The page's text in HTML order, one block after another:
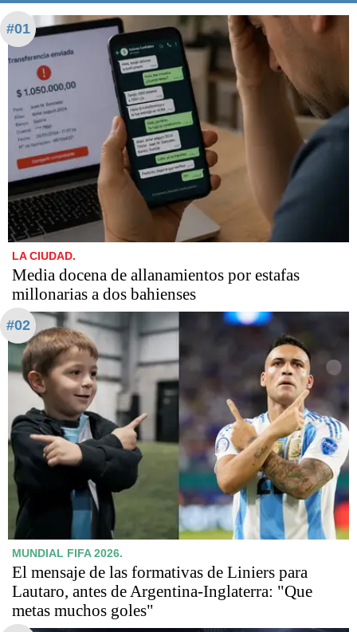
#01
LA CIUDAD.
Media docena de allanamientos por estafas
millonarias a dos bahienses
#02
MUNDIAL FIFA 2026.
El mensaje de las formativas de Liniers para
Lautaro, antes de Argentina-Inglaterra: "Que
metas muchos goles"